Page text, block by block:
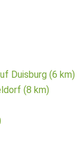
Duisburg (6 km)
(8 km)